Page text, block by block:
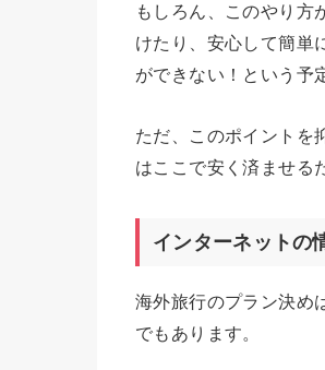
もしろん、このやり方
けたり、安心して簡単
ができない！という予
ただ、このポイントを
はここで安く済ませる
インターネットの
海外旅行のプラン決め
でもあります。